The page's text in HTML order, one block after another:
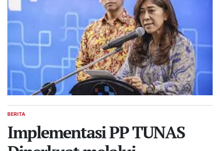
POSTED
BERITA
Implementasi PP TUNAS